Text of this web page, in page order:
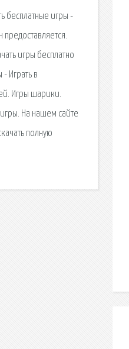
бесплатные игры -
игры бесплатно
Играть в
Игры шарики.
На нашем сайте
полную